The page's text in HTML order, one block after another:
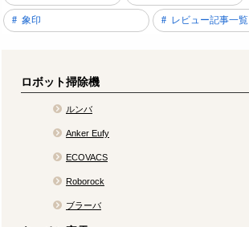
象印 レビュー記事一覧
ロボット掃除機
ルンバ
Anker Eufy
ECOVACS
Roborock
ブラーバ